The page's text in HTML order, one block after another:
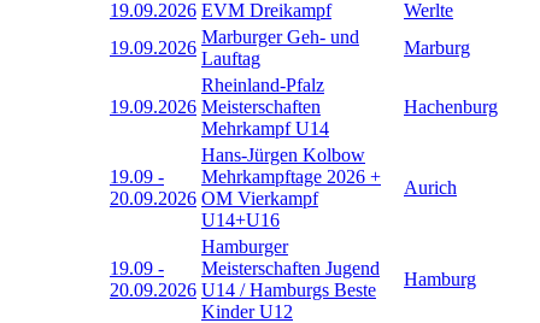
19.09.2026 EVM Dreikampf
Werlte
19.09.2026
Marburger Geh- und
Lauftag
Marburg
19.09.2026
Rheinland-Pfalz
Meisterschaften
Mehrkampf U14
Hachenburg
19.09 -
20.09.2026
Hans-Jürgen Kolbow
Mehrkampftage 2026 +
OM Vierkampf
U14+U16
Aurich
19.09 -
20.09.2026
Hamburger
Meisterschaften Jugend
U14 / Hamburgs Beste
Kinder U12
Hamburg